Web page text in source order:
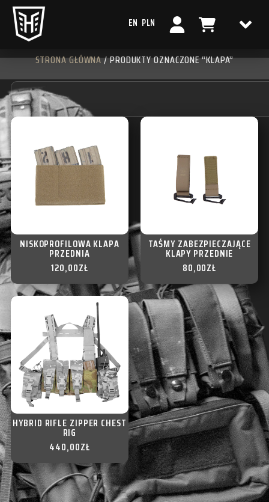
EN PLN
STRONA GŁÓWNA/ PRODUKTY OZNACZONE “KLAPA”
NISKOPROFILOWA KLAPA
PRZEDNIA
120,00ZŁ
TAŚMY ZABEZPIECZAJĄCE
KLAPY PRZEDNIE
80,00ZŁ
HYBRID RIFLE ZIPPER CHEST
RIG
440,00ZŁ